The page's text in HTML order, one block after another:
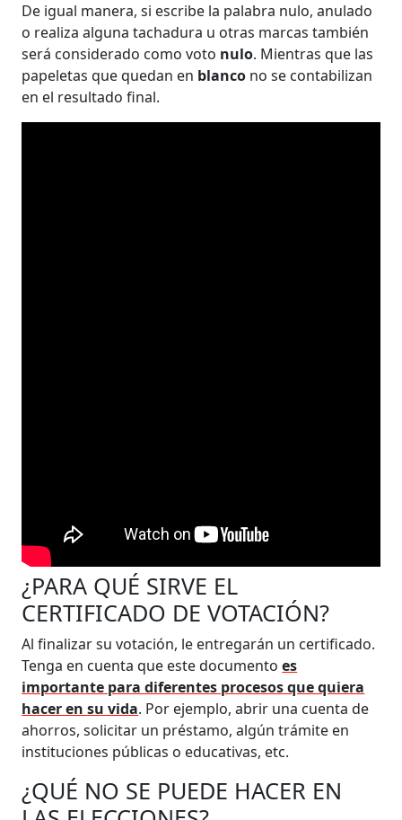
De igual manera, si escribe la palabra nulo, anulado
o realiza alguna tachadura u otras marcas también
será considerado como voto nulo. Mientras que las
papeletas que quedan en blanco no se contabilizan
en el resultado final.
¿PARA QUÉ SIRVE EL
CERTIFICADO DE VOTACIÓN?
Al finalizar su votación, le entregarán un certificado.
Tenga en cuenta que este documentoes
importante para diferentes procesos que quiera
hacer en su vida. Por ejemplo, abrir una cuenta de
ahorros, solicitar un préstamo, algún trámite en
instituciones públicas o educativas, etc.
¿QUÉ NO SE PUEDE HACER EN